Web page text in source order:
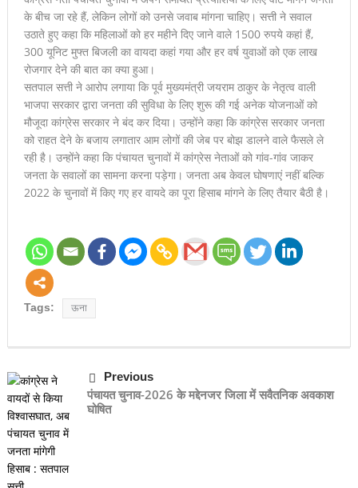
डीएवी ऊना ने अंडर-14 क्षेत्रीय क्रिकेट प्रतियोगिता में फहराया जीत का
परचम
के बीच जा रहे हैं, लेकिन लोगों को उनसे जवाब मांगना चाहिए। सत्ती ने सवाल
उठाते हुए कहा कि महिलाओं को हर महीने दिए जाने वाले 1500 रुपये कहां हैं,
300 यूनिट मुफ्त बिजली का वायदा कहां गया और हर वर्ष युवाओं को एक लाख
रोजगार देने की बात का क्या हुआ।
सतपाल सत्ती ने आरोप लगाया कि पूर्व मुख्यमंत्री जयराम ठाकुर के नेतृत्व वाली
भाजपा सरकार द्वारा जनता की सुविधा के लिए शुरू की गई अनेक योजनाओं को
मौजूदा कांग्रेस सरकार ने बंद कर दिया। उन्होंने कहा कि कांग्रेस सरकार जनता
को राहत देने के बजाय लगातार आम लोगों की जेब पर बोझ डालने वाले फैसले ले
रही है। उन्होंने कहा कि पंचायत चुनावों में कांग्रेस नेताओं को गांव-गांव जाकर
जनता के सवालों का सामना करना पड़ेगा। जनता अब केवल घोषणाएं नहीं बल्कि
2022 के चुनावों में किए गए हर वायदे का पूरा हिसाब मांगने के लिए तैयार बैठी है।
Tags: ऊना
Previous
पंचायत चुनाव-2026 के मद्देनजर जिला में सवैतनिक अवकाश
घोषित